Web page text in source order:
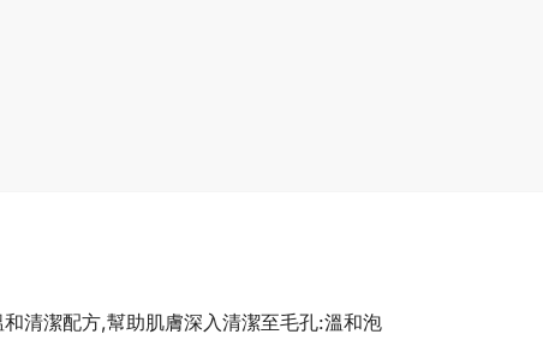
清潔配方,幫助肌膚深入清潔至毛孔:溫和泡